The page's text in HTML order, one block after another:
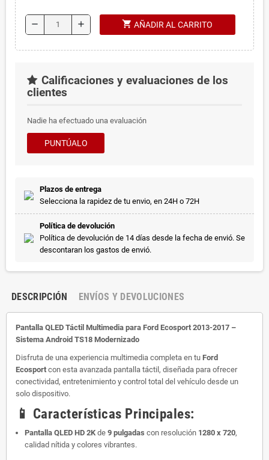
remove add shopping_cart AÑADIR AL CARRITO
Calificaciones y evaluaciones de los
clientes
Nadie ha efectuado una evaluación
PUNTÚALO
Plazos de entrega
Selecciona la rapidez de tu envio, en 24H o 72H
Política de devolución
Política de devolución de 14 días desde la fecha de envió. Se
descontaran los gastos de envió.
DESCRIPCIÓN ENVÍOS Y DEVOLUCIONES
Pantalla QLED Táctil Multimedia para Ford Ecosport 2013-2017 –
Sistema Android TS18 Modernizado
Disfruta de una experiencia multimedia completa en tu Ford
Ecosport con esta avanzada pantalla táctil, diseñada para ofrecer
conectividad, entretenimiento y control total del vehículo desde un
solo dispositivo.
📱 Características Principales:
Pantalla QLED HD 2K de 9 pulgadas con resolución 1280 x 720,
calidad nítida y colores vibrantes.